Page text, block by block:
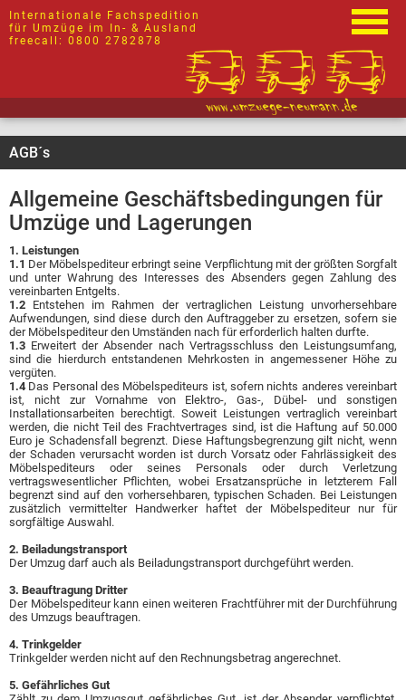
Internationale Fachspedition
für Umzüge im In- & Ausland
freecall: 0800 2782878
AGB´s
Allgemeine Geschäftsbedingungen für
Umzüge und Lagerungen
1. Leistungen
1.1 Der Möbelspediteur erbringt seine Verpflichtung mit der größten Sorgfalt
und unter Wahrung des Interesses des Absenders gegen Zahlung des
vereinbarten Entgelts.
1.2 Entstehen im Rahmen der vertraglichen Leistung unvorhersehbare
Aufwendungen, sind diese durch den Auftraggeber zu ersetzen, sofern sie
der Möbelspediteur den Umständen nach für erforderlich halten durfte.
1.3 Erweitert der Absender nach Vertragsschluss den Leistungsumfang,
sind die hierdurch entstandenen Mehrkosten in angemessener Höhe zu
vergüten.
1.4 Das Personal des Möbelspediteurs ist, sofern nichts anderes vereinbart
ist, nicht zur Vornahme von Elektro-, Gas-, Dübel- und sonstigen
Installationsarbeiten berechtigt. Soweit Leistungen vertraglich vereinbart
werden, die nicht Teil des Frachtvertrages sind, ist die Haftung auf 50.000
Euro je Schadensfall begrenzt. Diese Haftungsbegrenzung gilt nicht, wenn
der Schaden verursacht worden ist durch Vorsatz oder Fahrlässigkeit des
Möbelspediteurs oder seines Personals oder durch Verletzung
vertragswesentlicher Pflichten, wobei Ersatzansprüche in letzterem Fall
begrenzt sind auf den vorhersehbaren, typischen Schaden. Bei Leistungen
zusätzlich vermittelter Handwerker haftet der Möbelspediteur nur für
sorgfältige Auswahl.
2. Beiladungstransport
Der Umzug darf auch als Beiladungstransport durchgeführt werden.
3. Beauftragung Dritter
Der Möbelspediteur kann einen weiteren Frachtführer mit der Durchführung
des Umzugs beauftragen.
4. Trinkgelder
Trinkgelder werden nicht auf den Rechnungsbetrag angerechnet.
5. Gefährliches Gut